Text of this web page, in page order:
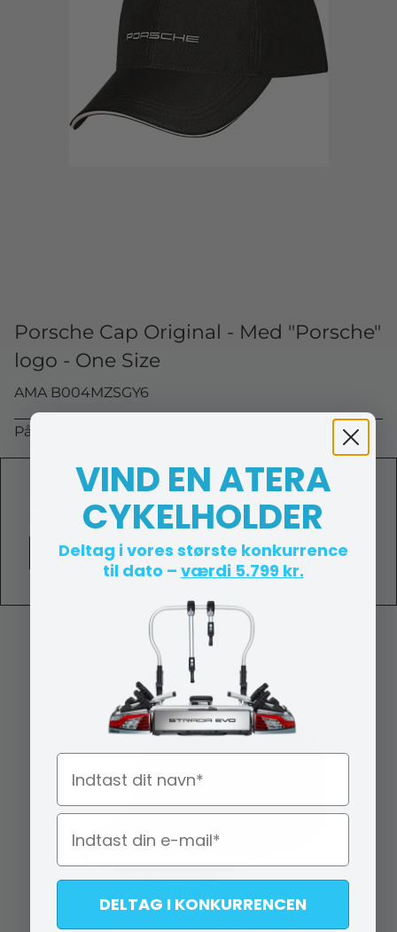
Porsche Cap Original - Med "Porsche"
logo - One Size
AMA B004MZSGY6
På lager (lev. 1-2 hverdage)
499,00 DKK
(ekskl. moms)
Vis produkt
VIND EN ATERA
CYKELHOLDER
Deltag i vores største konkurrence
til dato – værdi 5.799 kr.
DELTAG I KONKURRENCEN